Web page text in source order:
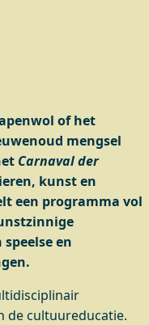
of het
mengsel
Carnaval der
kunst en
een programma vol
en
de cultuureducatie.